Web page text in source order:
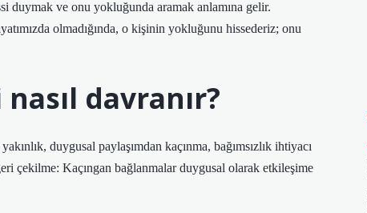
duymak ve onu yokluğunda aramak anlamına gelir.
olmadığında, o kişinin yokluğunu hissederiz; onu
davranır?
duygusal paylaşımdan kaçınma, bağımsızlık ihtiyacı
çekilme: Kaçıngan bağlanmalar duygusal olarak etkileşime